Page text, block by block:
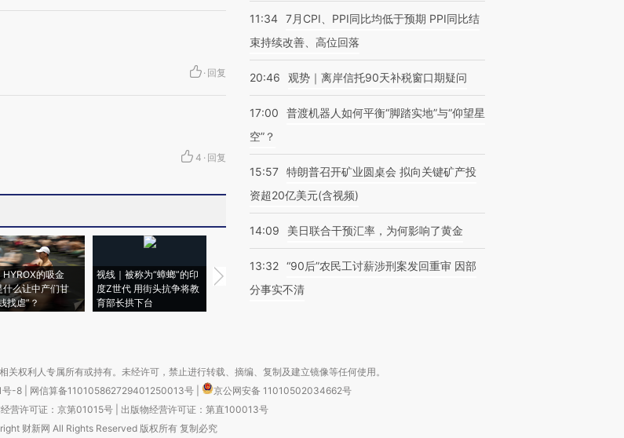
· 回复
4 · 回复
HYROX的吸金
什么让中产们甘
找虐”？
视线｜被称为“蟑螂”的印
度Z世代 用街头抗争将教
育部长拱下台
视线｜“入侵”还是“人道危
机”？难民潮撕裂西班牙
湖北宜昌局部短时降雨
哈尔滨遭遇短时极端强降
11:34 7月CPI、PPI同比均低于预期 PPI同比结
束持续改善、高位回落
20:46 观势｜离岸信托90天补税窗口期疑问
17:00
普渡机器人如何平衡“脚踏实地”与“仰望星
空”？
15:57 特朗普召开矿业圆桌会 拟向关键矿产投
资超20亿美元(含视频)
14:09 美日联合干预汇率，为何影响了黄金
13:32 “90后”农民工讨薪涉刑案发回重审 因部
分事实不清
关权利人专属所有或持有。未经许可，禁止进行转载、摘编、复制及建立镜像等任何使用。
号-8 网信算备110105862729401250013号
京公网安备 11010502034662号
营许可证：京第01015号| 出版物经营许可证：第直100013号
财新网 All Rights Reserved 版权所有 复制必究